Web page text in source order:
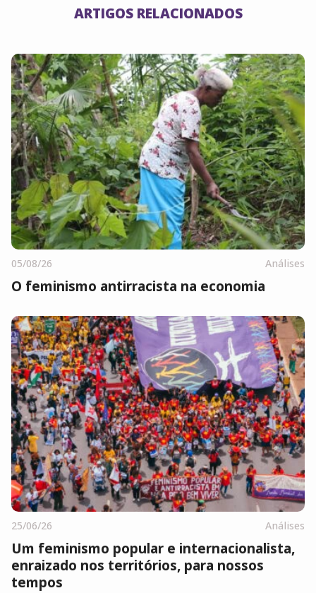
ARTIGOS RELACIONADOS
05/08/26 Análises
O feminismo antirracista na economia
25/06/26 Análises
Um feminismo popular e internacionalista,
enraizado nos territórios, para nossos
tempos